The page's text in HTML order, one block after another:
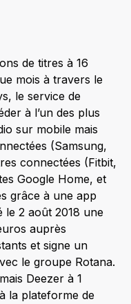
de titres à 16
mois à travers le
le service de
à l’un des plus
sur mobile mais
(Samsung,
connectées (Fitbit,
Google Home, et
grâce à une app
le 2 août 2018 une
auprès
et signe un
le groupe Rotana.
Deezer à 1
la plateforme de